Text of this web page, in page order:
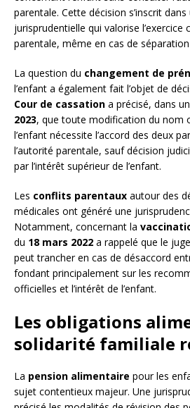
parentale. Cette décision s’inscrit
jurisprudentielle qui valorise l’exercice
parentale, même en cas de
La question du changement de
l’enfant a également fait l’objet de
Cour de cassation a précisé, dans
2023, que toute modification du nom
l’enfant nécessite l’accord des deux
l’autorité parentale, sauf décision
par l’intérêt supérieur de l’enfant.
Les conflits parentaux autour des
médicales ont généré une
Notamment, concernant la
du 18 mars 2022 a rappelé que le
peut trancher en cas de désaccord
fondant principalement sur les
officielles et l’intérêt de l’enfant.
Les obligations
solidarité familiale
La pension alimentaire pour les
sujet contentieux majeur. Une